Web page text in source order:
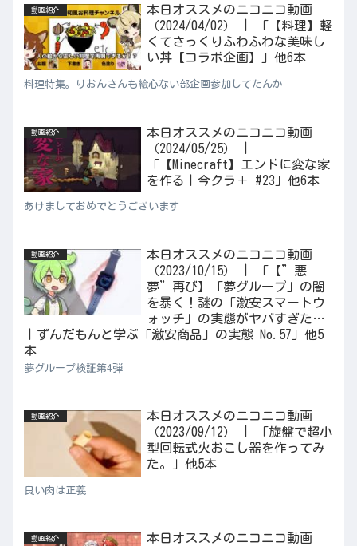
動画紹介
本日オススメのニコニコ動画
（2024/04/02） | 「【料理】軽
くてさっくりふわふわな美味し
い丼【コラボ企画】」他6本
料理特集。りおんさんも絵心ない部企画参加してたんか
動画紹介
本日オススメのニコニコ動画
（2024/05/25） |
「【Minecraft】エンドに変な家
を作る｜今クラ＋ #23」他6本
あけましておめでとうございます
動画紹介
本日オススメのニコニコ動画
（2023/10/15） | 「【”悪
夢”再び】「夢グループ」の闇
を暴く！謎の「激安スマートウ
ォッチ」の実態がヤバすぎた…
｜ずんだもんと学ぶ「激安商品」の実態 No.57」他5
本
夢グループ検証第4弾
動画紹介
本日オススメのニコニコ動画
（2023/09/12） | 「旋盤で超小
型回転式火おこし器を作ってみ
た。」他5本
良い肉は正義
動画紹介
本日オススメのニコニコ動画